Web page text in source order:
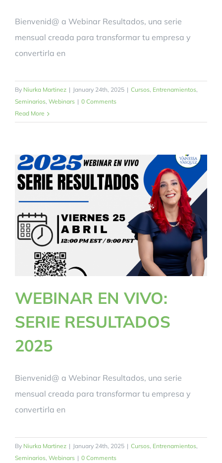
Bienvenid@ a Webinar Resultados, una serie
mensual creada para transformar tu empresa y
convertirla en
By Niurka Martinez | January 24th, 2025 | Cursos, Entrenamientos,
Seminarios, Webinars | 0 Comments
Read More
WEBINAR EN VIVO:
SERIE RESULTADOS
2025
Bienvenid@ a Webinar Resultados, una serie
mensual creada para transformar tu empresa y
convertirla en
By Niurka Martinez | January 24th, 2025 | Cursos, Entrenamientos,
Seminarios, Webinars | 0 Comments